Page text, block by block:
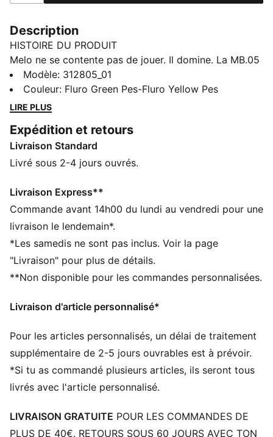
Description
HISTOIRE DU PRODUIT
Melo ne se contente pas de jouer. Il domine. La MB.05
Flourish transpose le style unique de Melo sur une
paire basse, conçue pour des changements de
direction secs, des contre-attaques éclair et pour te
jaune vif et vert acide garantit que tu seras vu sous
tous les angles, sur le parquet comme en dehors.
CARACTÉRISTIQUES + AVANTAGES
de matériaux recyclés
DÉTAILS
Largeur : Régulière
Fermeture : Nouveau système de laçage conçu pour
un meilleur maintien
Tige en mesh technique pour la respirabilité et le
Talon : Talon plat
Talon moulé pour une excellente stabilité latérale
Motif de semelle ultra-résistant à l’usure
Graphisme d’alien au talon
PUMA Enfant et Adolescent : recommandé pour les
enfants âgés de 8 à 16 ans
Modèle: 312805_01
Couleur: Fluro Green Pes-Fluro Yellow Pes
LIRE PLUS
Expédition et retours
Livraison Standard
Livré sous 2-4 jours ouvrés.
Livraison Express**
Commande avant 14h00 du lundi au vendredi pour une
livraison le lendemain*.
*Les samedis ne sont pas inclus. Voir la page
"Livraison" pour plus de détails.
**Non disponible pour les commandes personnalisées.
Livraison d'article personnalisé*
Pour les articles personnalisés, un délai de traitement
supplémentaire de 2-5 jours ouvrables est à prévoir.
*Si tu as commandé plusieurs articles, ils seront tous
livrés avec l'article personnalisé.
LIVRAISON GRATUITE POUR LES COMMANDES DE
PLUS DE 40€. RETOURS SOUS 60 JOURS AVEC TON